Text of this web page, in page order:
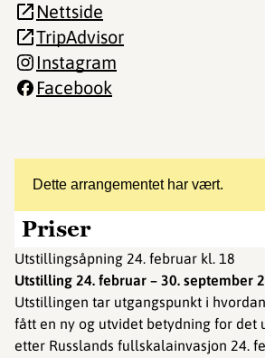
Dette arrangementet har vært.
Priser
Utstillingsåpning 24. februar kl. 18
Utstilling 24. februar – 30. september
Utstillingen tar utgangspunkt i
fått en ny og utvidet betydning for det
etter Russlands fullskalainvasjon 24.
Nettside
TripAdvisor
Instagram
Facebook